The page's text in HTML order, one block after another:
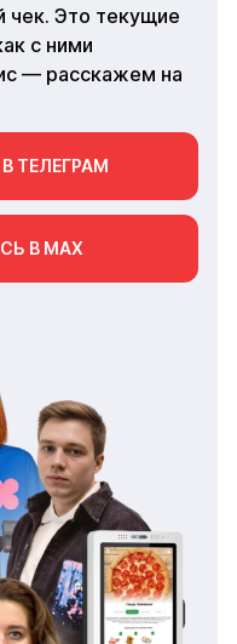
чек. Это текущие
с ними
— расскажем на
ТЕЛЕГРАМ
В МАХ